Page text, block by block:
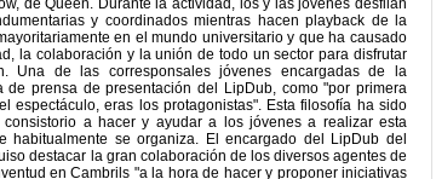
de Queen. Durante la actividad, los y las jóvenes desfilan
y coordinados mientras hacen playback de la
en el mundo universitario y que ha causado
la colaboración y la unión de todo un sector para disfrutar
Una de las corresponsales jóvenes encargadas de la
prensa de presentación del LipDub, como "por primera
espectáculo, eras los protagonistas". Esta filosofía ha sido
a hacer y ayudar a los jóvenes a realizar esta
se organiza. El encargado del LipDub del
destacar la gran colaboración de los diversos agentes de
en Cambrils "a la hora de hacer y proponer iniciativas